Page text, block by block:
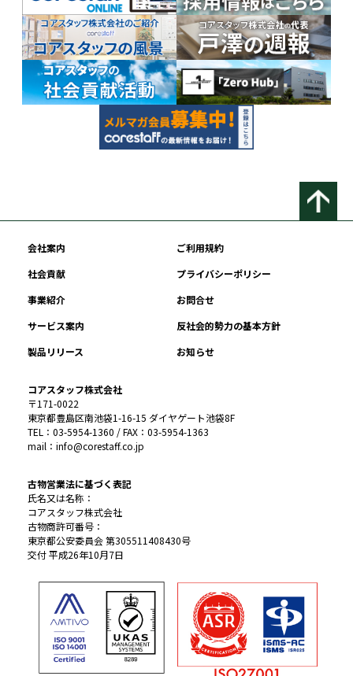
会社案内
ご利用規約
社会貢献
プライバシーポリシー
事業紹介
お問合せ
サービス案内
反社会的勢力の基本方針
製品リリース
お知らせ
コアスタッフ株式会社
〒171-0022
東京都豊島区南池袋1-16-15 ダイヤゲート池袋8F
TEL：03-5954-1360 / FAX：03-5954-1363
mail：info@corestaff.co.jp
古物営業法に基づく表記
氏名又は名称：
コアスタッフ株式会社
古物商許可番号：
東京都公安委員会 第305511408430号
交付 平成26年10月7日